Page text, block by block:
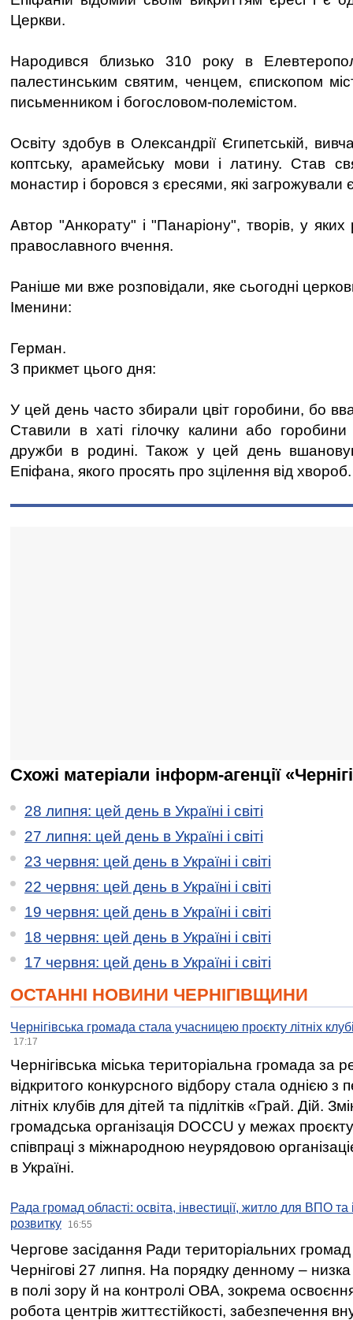
Церкви.
Народився близько 310 року в
палестинським святим, ченцем, єпископом
письменником і богословом-полемістом.
Освіту здобув в Олександрії Єгипетській,
коптську, арамейську мови і латину. Став
монастир і боровся з єресями, які загрожували
Автор "Анкорату" і "Панаріону", творів, у яких
православного вчення.
Раніше ми вже розповідали, яке сьогодні
Іменини:
Герман.
З прикмет цього дня:
У цей день часто збирали цвіт горобини, бо
Ставили в хаті гілочку калини або
дружби в родині. Також у цей день
Епіфана, якого просять про зцілення від хвороб.
Схожі матеріали інформ-агенції
28 липня: цей день в Україні і світі
27 липня: цей день в Україні і світі
23 червня: цей день в Україні і світі
22 червня: цей день в Україні і світі
19 червня: цей день в Україні і світі
18 червня: цей день в Україні і світі
17 червня: цей день в Україні і світі
ОСТАННІ НОВИНИ ЧЕРНІГІВЩИНИ
Чернігівська громада стала учасницею проєкту літніх
17:17
Чернігівська міська територіальна громада за
відкритого конкурсного відбору стала однією
літніх клубів для дітей та підлітків «Грай. Дій.
громадська організація DOCCU у межах
співпраці з міжнародною неурядовою
в Україні.
Рада громад області: освіта, інвестиції, житло для ВПО
розвитку
16:55
Чергове засідання Ради територіальних громад
Чернігові 27 липня. На порядку денному –
в полі зору й на контролі ОВА, зокрема освоєння
робота центрів життєстійкості, забезпечення